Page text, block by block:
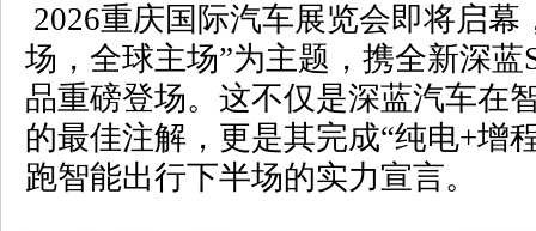
2026重庆国际汽车展览会即将启幕
场，全球主场”为主题，携全新深蓝
品重磅登场。这不仅是深蓝汽车在
的最佳注解，更是其完成“纯电+增
跑智能出行下半场的实力宣言。